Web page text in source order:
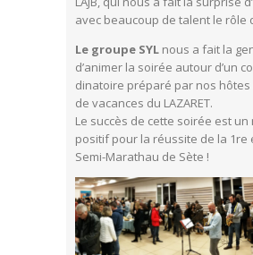
avec beaucoup de talent le rôle
Le groupe SYL nous a fait la
d’animer la soirée autour d’un
dinatoire préparé par nos hôtes
de vacances du LAZARET.
Le succès de cette soirée est un
positif pour la réussite de la 1re
Semi-Marathau de Sète !